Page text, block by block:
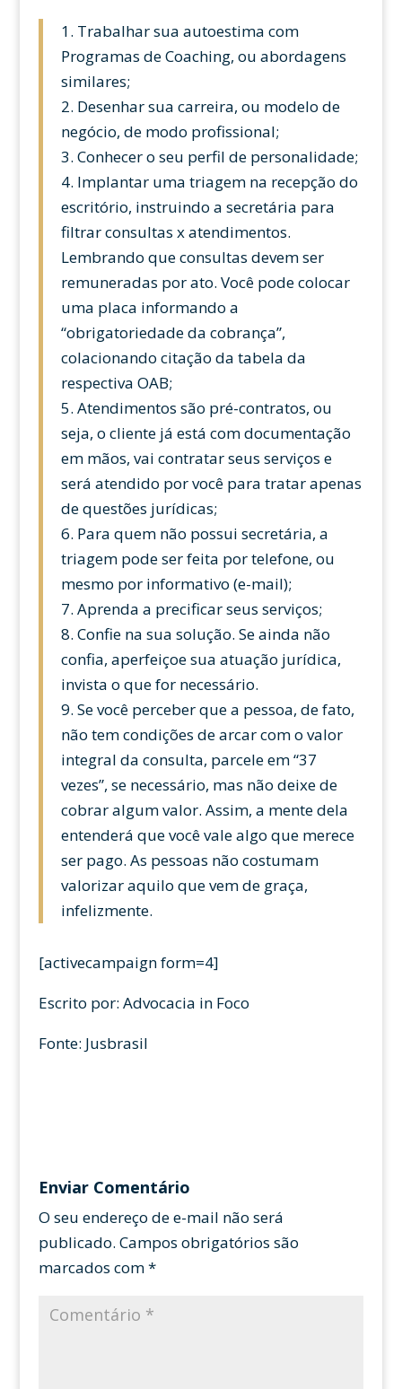
1. Trabalhar sua autoestima com
Programas de Coaching, ou abordagens
similares;
2. Desenhar sua carreira, ou modelo de
negócio, de modo profissional;
3. Conhecer o seu perfil de personalidade;
4. Implantar uma triagem na recepção do
escritório, instruindo a secretária para
filtrar consultas x atendimentos.
Lembrando que consultas devem ser
remuneradas por ato. Você pode colocar
uma placa informando a
“obrigatoriedade da cobrança”,
colacionando citação da tabela da
respectiva OAB;
5. Atendimentos são pré-contratos, ou
seja, o cliente já está com documentação
em mãos, vai contratar seus serviços e
será atendido por você para tratar apenas
de questões jurídicas;
6. Para quem não possui secretária, a
triagem pode ser feita por telefone, ou
mesmo por informativo (e-mail);
7. Aprenda a precificar seus serviços;
8. Confie na sua solução. Se ainda não
confia, aperfeiçoe sua atuação jurídica,
invista o que for necessário.
9. Se você perceber que a pessoa, de fato,
não tem condições de arcar com o valor
integral da consulta, parcele em “37
vezes”, se necessário, mas não deixe de
cobrar algum valor. Assim, a mente dela
entenderá que você vale algo que merece
ser pago. As pessoas não costumam
valorizar aquilo que vem de graça,
infelizmente.
[activecampaign form=4]
Escrito por: Advocacia in Foco
Fonte: Jusbrasil
Enviar Comentário
O seu endereço de e-mail não será
publicado. Campos obrigatórios são
marcados com*